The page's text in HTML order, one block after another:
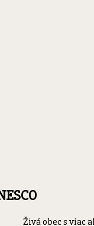
Živá obec s viac